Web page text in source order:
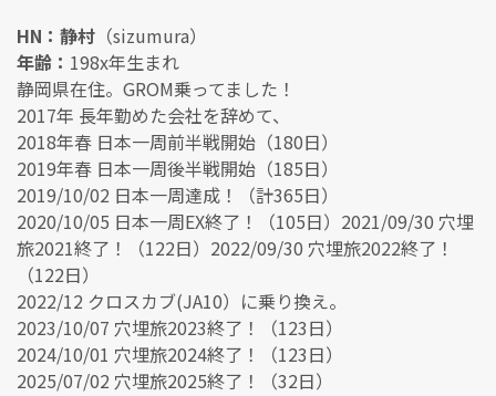
HN：静村 （sizumura）
年齢： 198x年生まれ
静岡県在住。GROM乗ってました！
2017年 長年勤めた会社を辞めて、
2018年春 日本一周前半戦開始（180日）
2019年春 日本一周後半戦開始（185日）
2019/10/02 日本一周達成！（計365日）
2020/10/05 日本一周EX終了！（105日）2021/09/30 穴埋
旅2021終了！（122日）2022/09/30 穴埋旅2022終了！
（122日）
2022/12 クロスカブ(JA10）に乗り換え。
2023/10/07 穴埋旅2023終了！（123日）
2024/10/01 穴埋旅2024終了！（123日）
2025/07/02 穴埋旅2025終了！（32日）